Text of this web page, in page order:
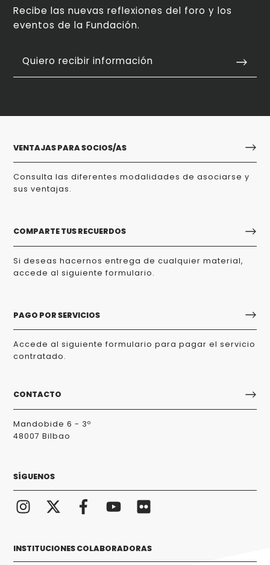
Recibe las nuevas reflexiones del foro y los
eventos de la Fundación.
Quiero recibir información
VENTAJAS PARA SOCIOS/AS
Consulta las diferentes modalidades de asociarse y
sus ventajas.
COMPARTE TUS RECUERDOS
Si deseas hacernos entrega de cualquier material,
accede al siguiente formulario.
PAGO POR SERVICIOS
Accede al siguiente formulario para pagar el servicio
contratado.
CONTACTO
Mandobide 6 - 3º
48007 Bilbao
SÍGUENOS
INSTITUCIONES COLABORADORAS